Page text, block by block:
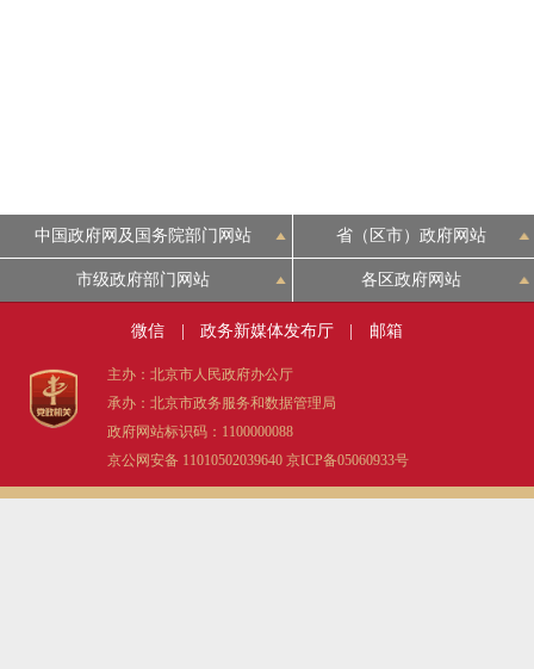
中国政府网及国务院部门网站 省（区市）政府网站
市级政府部门网站 各区政府网站
微信 政务新媒体发布厅 邮箱
主办：北京市人民政府办公厅
承办：北京市政务服务和数据管理局
政府网站标识码：1100000088
京公网安备 11010502039640 京ICP备05060933号